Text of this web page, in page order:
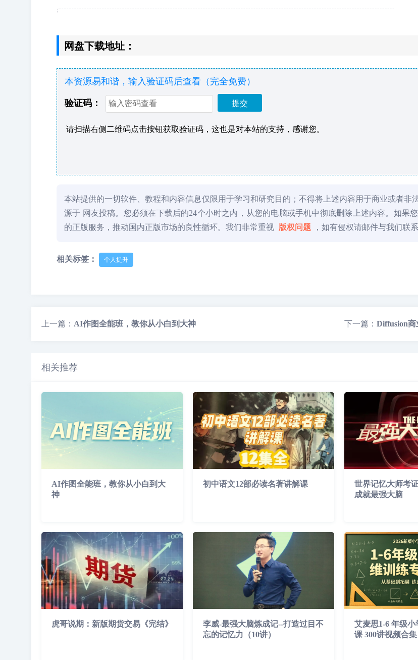
网盘下载地址：
本资源易和谐，输入验证码后查看（完全免费）
验证码：
请扫描右侧二维码点击按钮获取验证码，这也是对本站的支持，感谢您。
本站提供的一切软件、教程和内容信息仅限用于学习和研究目的；不得将上述内容用于商业或者
源于 网友投稿。您必须在下载后的24个小时之内，从您的电脑或手机中彻底删除上述内容。如果
的正版服务，推动国内正版市场的良性循环。我们非常重视 版权问题 ，如有侵权请邮件与我们联
相关标签： 个人提升
上一篇： AI作图全能班，教你从小白到大神 下一篇： Diffusion
相关推荐
AI作图全能班，教你从小白到大
神
初中语文12部必读名著讲解课
世界记忆大师考
成就最强大脑
虎哥说期：新版期货交易《完结》
李威-最强大脑炼成记--打造过目不
忘的记忆力（10讲）
艾麦思1-6 年级
课 300讲视频合集